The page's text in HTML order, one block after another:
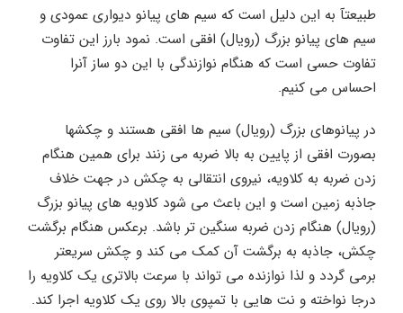
طبیعتآ به این دلیل است که سیم های پیانو دیواری عمودی و
سیم های پیانو بزرگ (رویال) افقی است. نمود بارز این تفاوت
تفاوت حسی است که هنگام نوازندگی با این دو ساز آنرا
احساس می کنیم.
در پیانوهای بزرگ (رویال) سیم ها افقی هستند و چکشها
بصورت افقی از پایین به بالا ضربه می زنند برای همین هنگام
زدن ضربه به کلاویه، نیروی انتقالی به چکش در جهت خلاف
جاذبه زمین است و این باعث می شود کلاویه های پیانو بزرگ
(رویال) هنگام زدن ضربه سنگین تر باشد. برعکس هنگام برگشت
چکش، جاذبه به برگشت آن کمک می کند و چکش سریعتر
برمی گردد و لذا نوازنده می تواند با سرعت بالاتری یک کلاویه را
درجا نواخته و نت هایی با تمپوی بالا روی یک کلاویه اجرا کند.